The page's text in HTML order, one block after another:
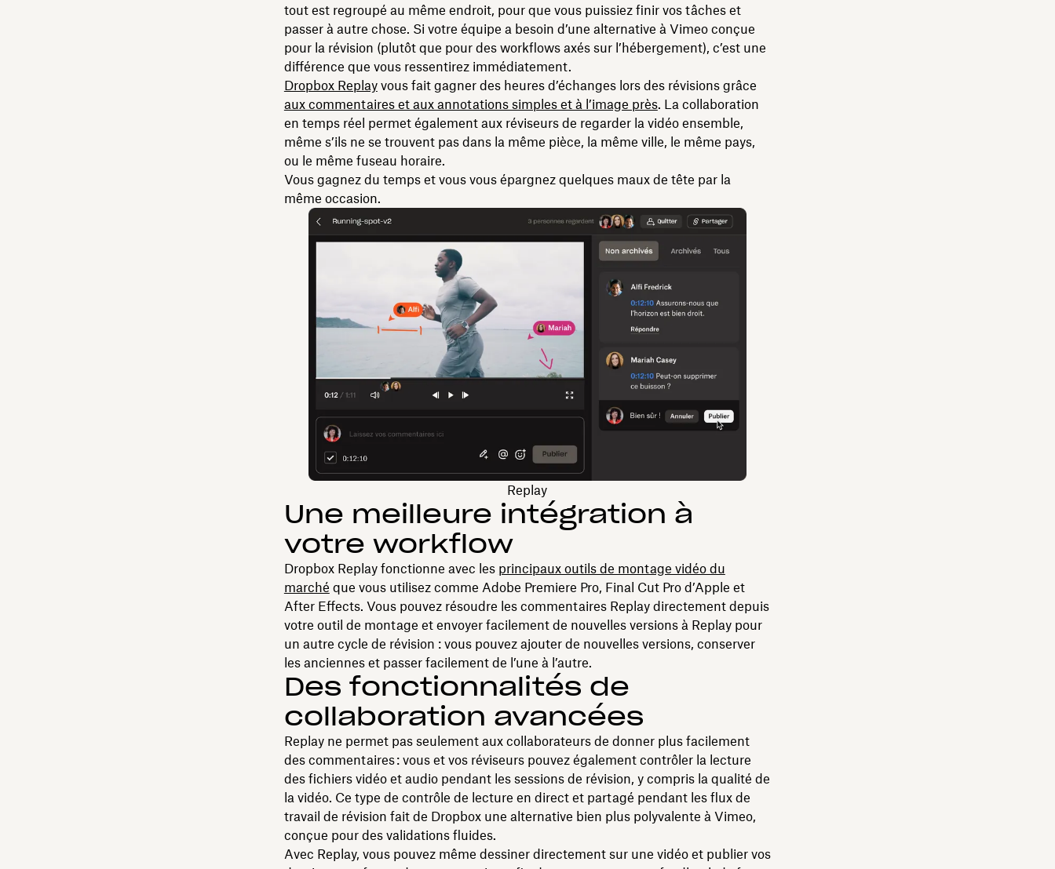
tout est regroupé au même endroit, pour que vous puissiez finir vos tâches et
passer à autre chose. Si votre équipe a besoin d’une alternative à Vimeo conçue
pour la révision (plutôt que pour des workflows axés sur l’hébergement), c’est une
différence que vous ressentirez immédiatement.
Dropbox Replayvous fait gagner des heures d’échanges lors des révisions grâce
aux commentaires et aux annotations simples et à l’image près. La collaboration
en temps réel permet également aux réviseurs de regarder la vidéo ensemble,
même s’ils ne se trouvent pas dans la même pièce, la même ville, le même pays,
ou le même fuseau horaire.
Vous gagnez du temps et vous vous épargnez quelques maux de tête par la
même occasion.
Replay
Une meilleure intégration à
votre workflow
Dropbox Replay fonctionne avec les principaux outils de montage vidéo du
marché que vous utilisez comme Adobe Premiere Pro, Final Cut Pro d’Apple et
After Effects. Vous pouvez résoudre les commentaires Replay directement depuis
votre outil de montage et envoyer facilement de nouvelles versions à Replay pour
un autre cycle de révision : vous pouvez ajouter de nouvelles versions, conserver
les anciennes et passer facilement de l’une à l’autre.
Des fonctionnalités de
collaboration avancées
Replay ne permet pas seulement aux collaborateurs de donner plus facilement
des commentaires : vous et vos réviseurs pouvez également contrôler la lecture
des fichiers vidéo et audio pendant les sessions de révision, y compris la qualité de
la vidéo. Ce type de contrôle de lecture en direct et partagé pendant les flux de
travail de révision fait de Dropbox une alternative bien plus polyvalente à Vimeo,
conçue pour des validations fluides.
Avec Replay, vous pouvez même dessiner directement sur une vidéo et publier vos